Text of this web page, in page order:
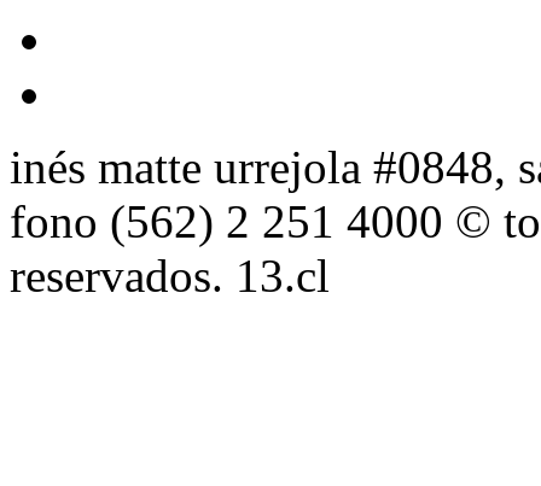
inés matte urrejola #0848,
fono (562) 2 251 4000 ©
reservados. 13.cl